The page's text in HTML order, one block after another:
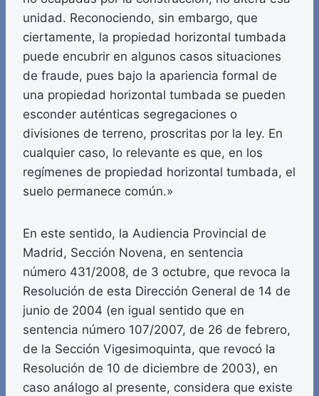
unidad. Reconociendo, sin embargo, que
ciertamente, la propiedad horizontal tumbada
puede encubrir en algunos casos situaciones
de fraude, pues bajo la apariencia formal de
una propiedad horizontal tumbada se pueden
esconder auténticas segregaciones o
divisiones de terreno, proscritas por la ley. En
cualquier caso, lo relevante es que, en los
regímenes de propiedad horizontal tumbada, el
suelo permanece común.»
En este sentido, la Audiencia Provincial de
Madrid, Sección Novena, en sentencia
número 431/2008, de 3 octubre, que revoca la
Resolución de esta Dirección General de 14 de
junio de 2004 (en igual sentido que en
sentencia número 107/2007, de 26 de febrero,
de la Sección Vigesimoquinta, que revocó la
Resolución de 10 de diciembre de 2003), en
caso análogo al presente, considera que existe